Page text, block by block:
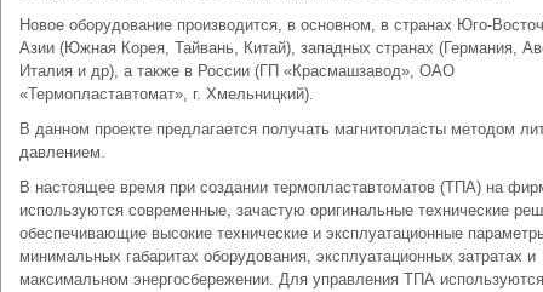
Новое оборудование производится, в основном, в странах Юго-
Азии (Южная Корея, Тайвань, Китай), западных странах (Германия,
Италия и др), а также в России (ГП «Красмашзавод», ОАО
«Термопластавтомат», г. Хмельницкий).
В данном проекте предлагается получать магнитопласты методом
давлением.
В настоящее время при создании термопластавтоматов (ТПА) на
используются современные, зачастую оригинальные технические
обеспечивающие высокие технические и эксплуатационные
минимальных габаритах оборудования, эксплуатационных затратах и
максимальном энергосбережении. Для управления ТПА используются